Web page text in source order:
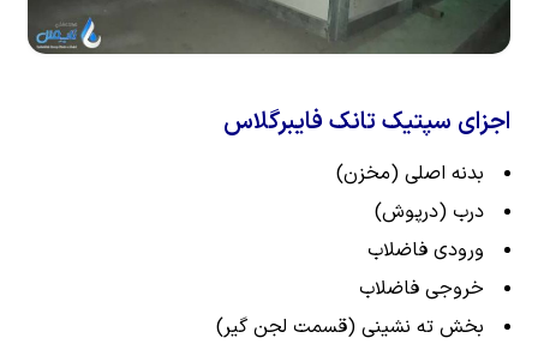
اجزای سپتیک تانک فایبرگلاس
بدنه اصلی (مخزن)
درب (درپوش)
ورودی فاضلاب
خروجی فاضلاب
بخش ته نشینی (قسمت لجن گیر)